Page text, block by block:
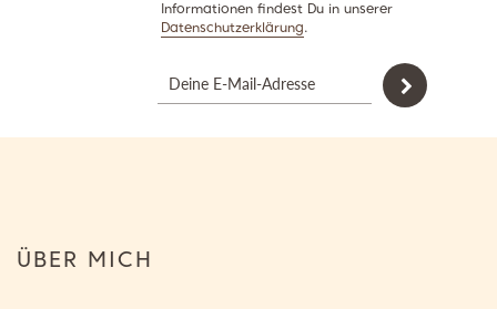
Informationen findest Du in unserer
Datenschutzerklärung.
ÜBER MICH